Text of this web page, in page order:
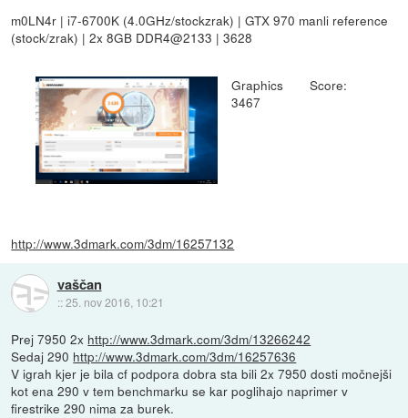
m0LN4r | i7-6700K (4.0GHz/stockzrak) | GTX 970 manli reference
(stock/zrak) | 2x 8GB DDR4@2133 | 3628
Graphics Score:
3467
http://www.3dmark.com/3dm/16257132
vaščan
::25. nov 2016, 10:21
Prej 7950 2x http://www.3dmark.com/3dm/13266242
Sedaj 290 http://www.3dmark.com/3dm/16257636
V igrah kjer je bila cf podpora dobra sta bili 2x 7950 dosti močnejši
kot ena 290 v tem benchmarku se kar poglihajo naprimer v
firestrike 290 nima za burek.